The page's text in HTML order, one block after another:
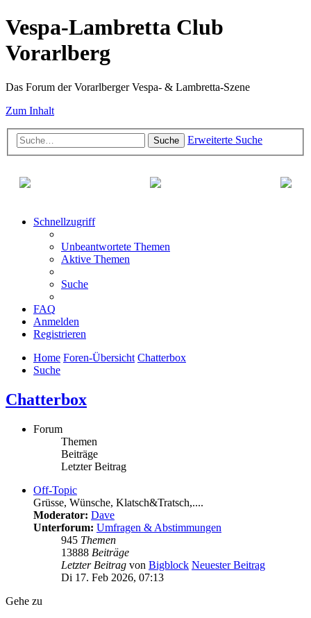
Vespa-Lambretta Club
Vorarlberg
Das Forum der Vorarlberger Vespa- & Lambretta-Szene
Zum Inhalt
Suche Erweiterte Suche
Schnellzugriff
Unbeantwortete Themen
Aktive Themen
Suche
FAQ
Anmelden
Registrieren
Home Foren-Übersicht Chatterbox
Suche
Chatterbox
Forum
Themen
Beiträge
Letzter Beitrag
Off-Topic
Grüsse, Wünsche, Klatsch&Tratsch,....
Moderator: Dave
Unterforum: Umfragen & Abstimmungen
945 Themen
13888 Beiträge
Letzter Beitrag von Bigblock Neuester Beitrag
Di 17. Feb 2026, 07:13
Gehe zu